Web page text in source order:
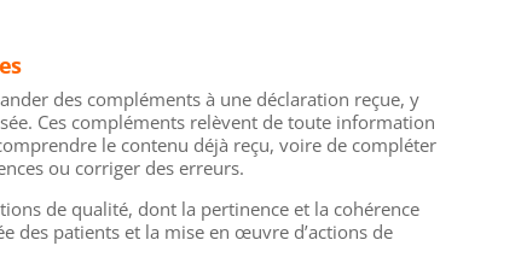
des compléments à une déclaration reçue, y
Ces compléments relèvent de toute information
le contenu déjà reçu, voire de compléter
ou corriger des erreurs.
de qualité, dont la pertinence et la cohérence
des patients et la mise en œuvre d’actions de